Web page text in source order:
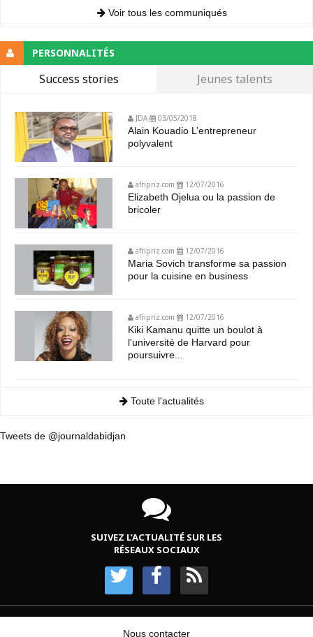
Voir tous les communiqués
PERSONNALITÉS
Success stories Jeunes talents
JDA 03/05/2018
Alain Kouadio L’entrepreneur
polyvalent
afripriz.com 12/07/2016
Elizabeth Ojelua ou la passion de
bricoler
afripriz.com 12/07/2016
Maria Sovich transforme sa passion
pour la cuisine en business
afripriz.com 12/07/2016
Kiki Kamanu quitte un boulot à
l'université de Harvard pour
poursuivre...
Toute l'actualités
Tweets de @journaldabidjan
SUIVEZ L’ACTUALITÉ SUR LES
RÉSEAUX SOCIAUX
Nous contacter